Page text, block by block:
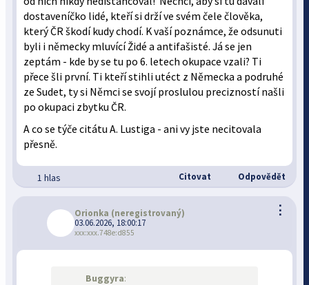
dostaveníčko lidé, kteří si drží ve svém čele člověka,
který ČR škodí kudy chodí. K vaší poznámce, že odsunuti
byli i německy mluvící Židé a antifašisté. Já se jen
zeptám - kde by se tu po 6. letech okupace vzali? Ti
přece šli první. Ti kteří stihli utéct z Německa a podruhé
ze Sudet, ty si Němci se svojí proslulou precizností našli
po okupaci zbytku ČR.
A co se týče citátu A. Lustiga - ani vy jste necitovala
přesně.
1 hlas Citovat Odpovědět
⋮
Orionka (neregistrovaný)
03.06.2026, 18:00:17
xxx:xxx.748e:d855
Buggyra: